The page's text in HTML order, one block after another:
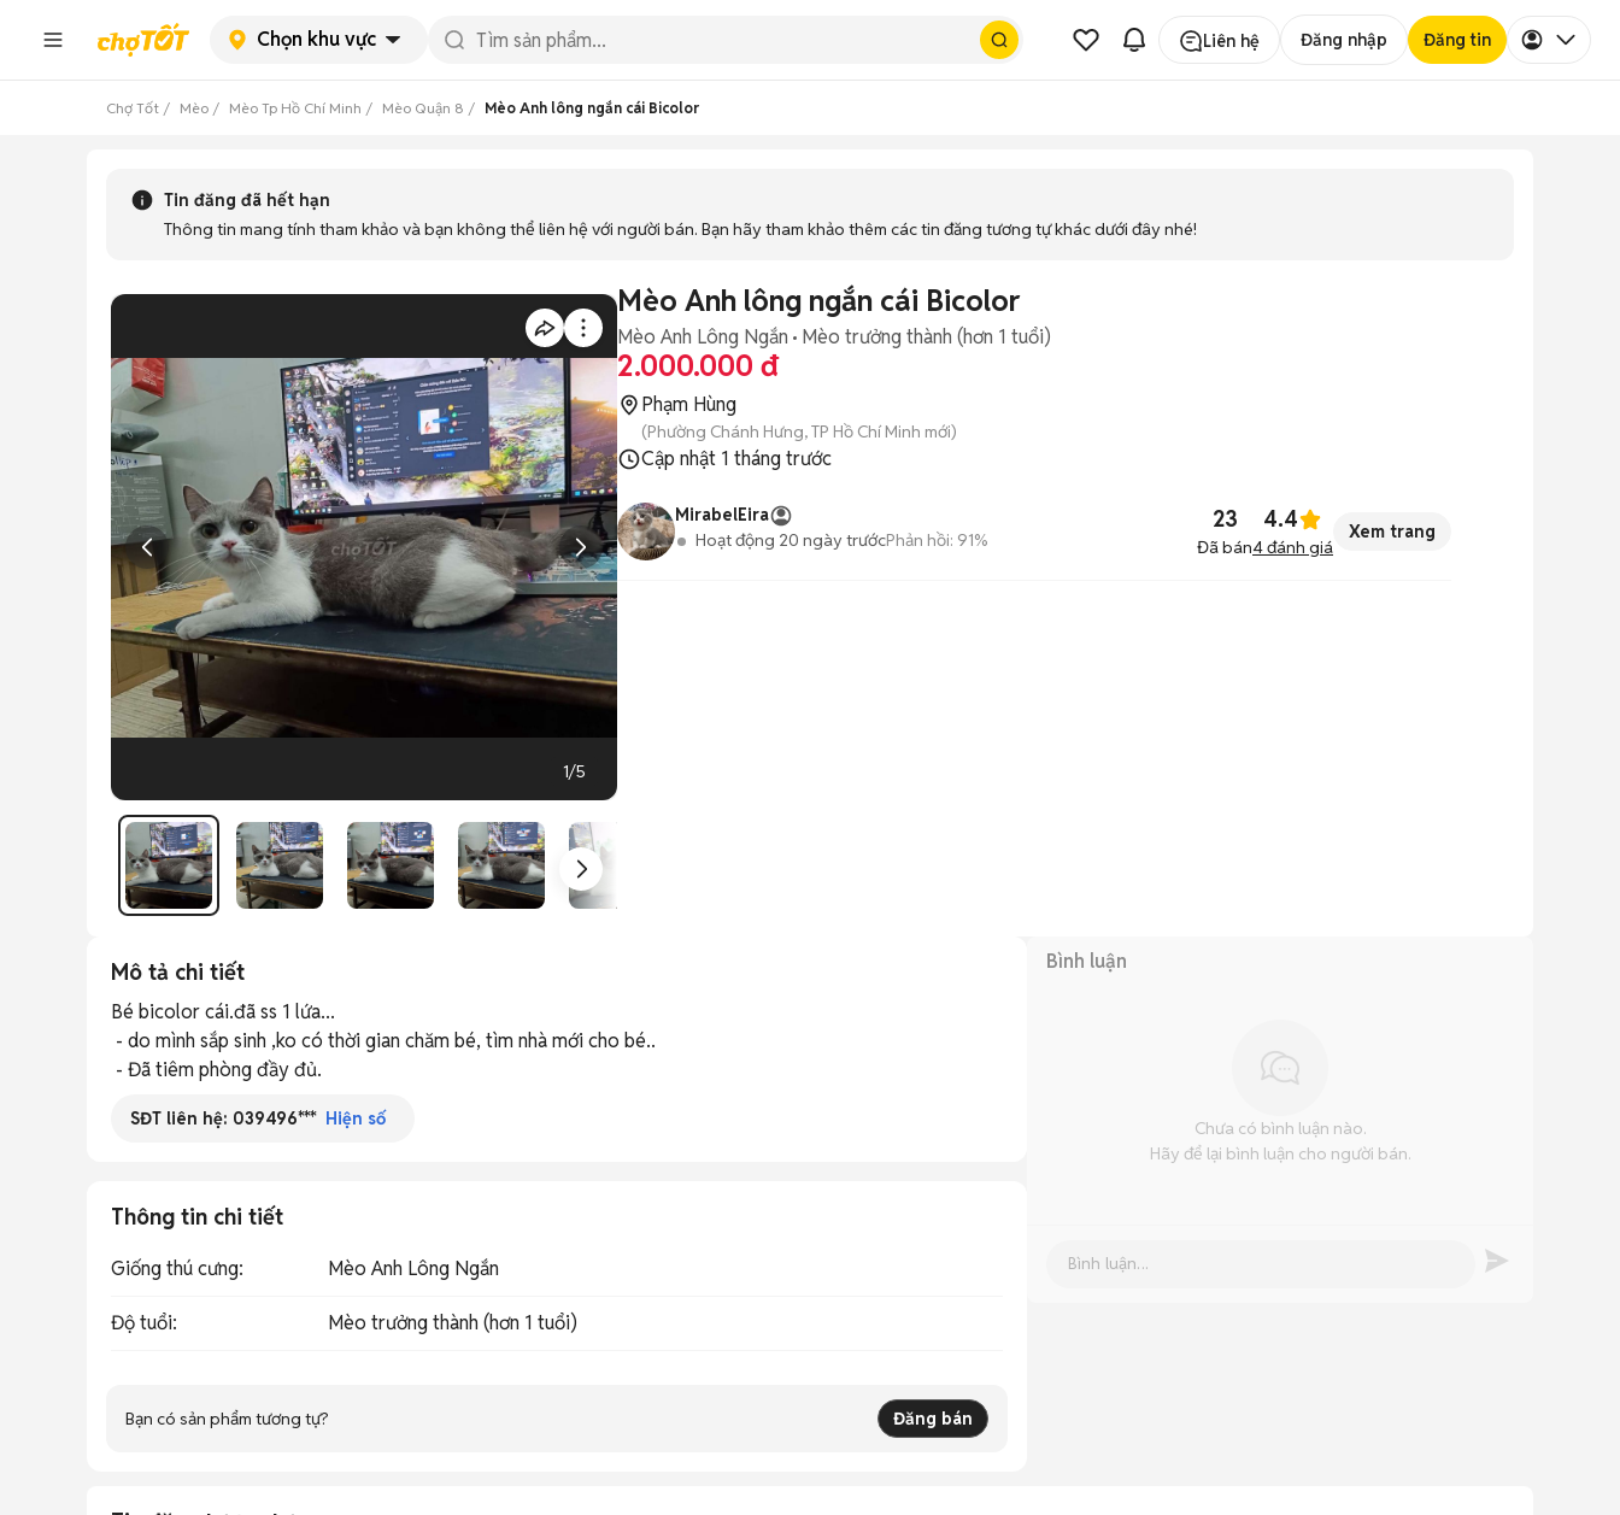
Chọn khu vực Liên hệ Đăng nhập Đăng tin
Chợ Tốt Mèo Mèo Tp Hồ Chí Minh Mèo Quận 8 Mèo Anh lông ngắn cái Bicolor
Tin đăng đã hết hạn
Thông tin mang tính tham khảo và bạn không thể liên hệ với người bán. Bạn hãy tham khảo thêm các tin đăng tương tự khác dưới đây nhé!
1/5
Mèo Anh lông ngắn cái Bicolor
Mèo Anh Lông Ngắn Mèo trưởng thành (hơn 1 tuổi)
2.000.000 đ
Phạm Hùng
(Phường Chánh Hưng, TP Hồ Chí Minh mới)
Cập nhật 1 tháng trước
MirabelEira
Hoạt động 20 ngày trướcPhản hồi: 91%
23
Đã bán
4.4
4đánh giá
Xem trang
Mô tả chi tiết
Bé bicolor cái.đã ss 1 lứa...
- Đã tiêm phòng đầy đủ.
SĐT liên hệ: 039496*** Hiện số
Thông tin chi tiết
Giống thú cưng: Mèo Anh Lông Ngắn
Độ tuổi: Mèo trưởng thành (hơn 1 tuổi)
Bạn có sản phẩm tương tự? Đăng bán
Bình luận
Chưa có bình luận nào.
Hãy để lại bình luận cho người bán.